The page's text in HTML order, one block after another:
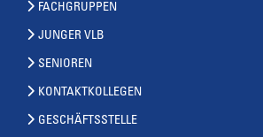
FACHGRUPPEN
JUNGER VLB
SENIOREN
KONTAKTKOLLEGEN
GESCHÄFTSSTELLE